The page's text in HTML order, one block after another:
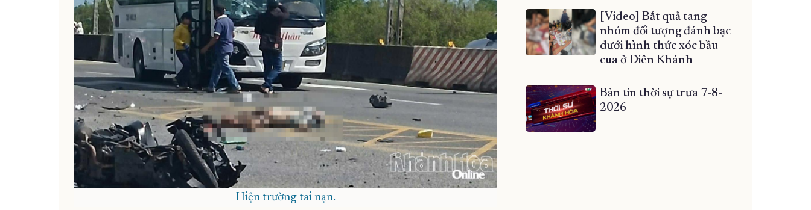
Hiện trường tai nạn.
[Video] Bắt quả tang
nhóm đối tượng đánh bạc
dưới hình thức xóc bầu
cua ở Diên Khánh
Bản tin thời sự trưa 7-8-
2026